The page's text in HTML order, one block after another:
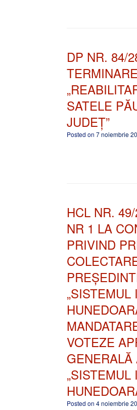
DP NR. 84/
SATELE
JUDEȚ”
Posted on 7 noiembrie
HCL NR.
NR 1 LA
PRIVIND
VOTEZE
Posted on 4 noiembrie